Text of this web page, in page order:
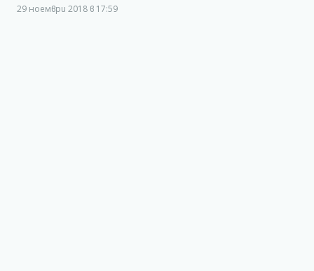
29 ноември 2018 в 17:59